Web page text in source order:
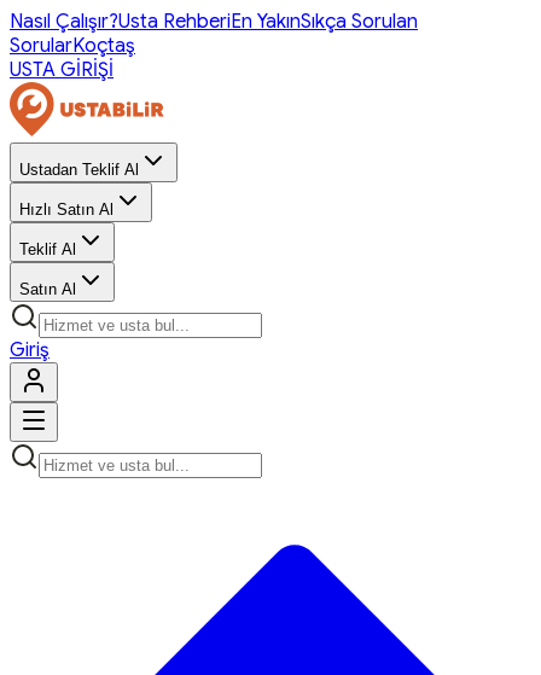
Nasıl Çalışır?Usta RehberiEn YakınSıkça Sorulan
SorularKoçtaş
USTA GİRİŞİ
Ustadan Teklif Al
Hızlı Satın Al
Teklif Al
Satın Al
Giriş